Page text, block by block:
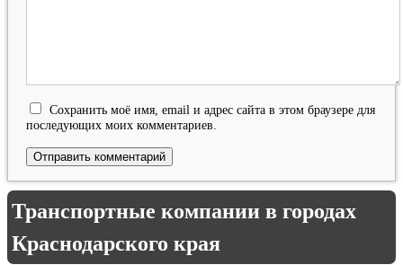
Сохранить моё имя, email и адрес сайта в этом браузере для
последующих моих комментариев.
Транспортные компании в городах
Краснодарского края